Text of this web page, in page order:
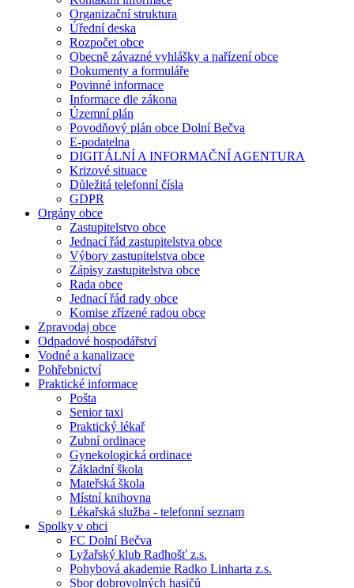
Organizační struktura
Úřední deska
Rozpočet obce
Obecně závazné vyhlášky a nařízení obce
Dokumenty a formuláře
Povinné informace
Informace dle zákona
Územní plán
Povodňový plán obce Dolní Bečva
E-podatelna
DIGITÁLNÍ A INFORMAČNÍ AGENTURA
Krizové situace
Důležitá telefonní čísla
GDPR
Orgány obce
Zastupitelstvo obce
Jednací řád zastupitelstva obce
Výbory zastupitelstva obce
Zápisy zastupitelstva obce
Rada obce
Jednací řád rady obce
Komise zřízené radou obce
Zpravodaj obce
Odpadové hospodářství
Vodné a kanalizace
Pohřebnictví
Praktické informace
Pošta
Senior taxi
Praktický lékař
Zubní ordinace
Gynekologická ordinace
Základní škola
Mateřská škola
Místní knihovna
Lékařská služba - telefonní seznam
Spolky v obci
FC Dolní Bečva
Lyžařský klub Radhošť z.s.
Pohybová akademie Radko Linharta z.s.
Sbor dobrovolných hasičů